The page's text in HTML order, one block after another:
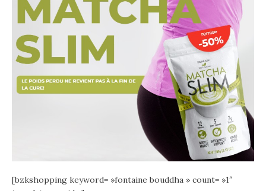
[bzkshopping keyword= »fontaine bouddha » count= »1″